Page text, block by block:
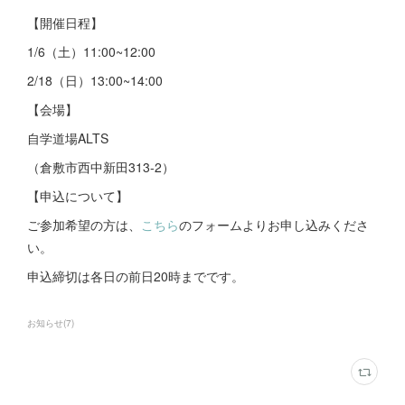
【開催日程】
1/6（土）11:00~12:00
2/18（日）13:00~14:00
【会場】
自学道場ALTS
（倉敷市西中新田313-2）
【申込について】
ご参加希望の方は、 こちらのフォームよりお申し込みくださ
い。
申込締切は各日の前日20時までです。
お知らせ(7)